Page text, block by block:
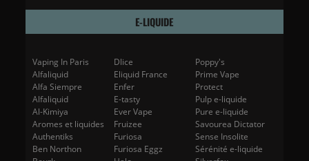
E-LIQUIDE
Vaping In Paris
Alfaliquid
Alfa Siempre
Alfaliquid
Al-Kimiya
Aromes et liquides
Authentiks
Ben Northon
Dlice
Eliquid France
Enfer
E-tasty
Ever Vape
Fruizee
Furiosa
Furiosa Eggz
Poppy's
Prime Vape
Protect
Pulp e-liquide
Pure e-liquide
Savourea Dictator
Sense Insolite
Sérénité e-liquide